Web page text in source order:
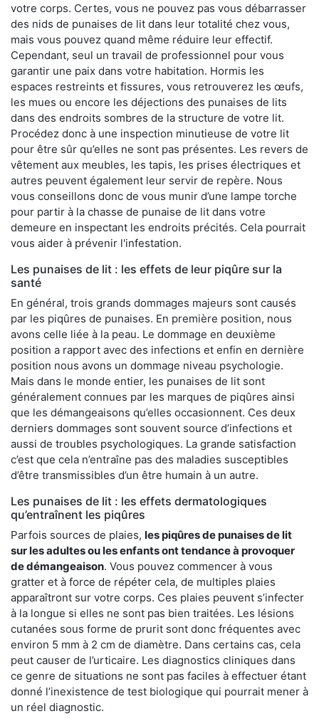
votre corps. Certes, vous ne pouvez pas vous débarrasser
des nids de punaises de lit dans leur totalité chez vous,
mais vous pouvez quand même réduire leur effectif.
Cependant, seul un travail de professionnel pour vous
garantir une paix dans votre habitation. Hormis les
espaces restreints et fissures, vous retrouverez les œufs,
les mues ou encore les déjections des punaises de lits
dans des endroits sombres de la structure de votre lit.
Procédez donc à une inspection minutieuse de votre lit
pour être sûr qu’elles ne sont pas présentes. Les revers de
vêtement aux meubles, les tapis, les prises électriques et
autres peuvent également leur servir de repère. Nous
vous conseillons donc de vous munir d’une lampe torche
pour partir à la chasse de punaise de lit dans votre
demeure en inspectant les endroits précités. Cela pourrait
vous aider à prévenir l'infestation.
Les punaises de lit : les effets de leur piqûre sur la
santé
En général, trois grands dommages majeurs sont causés
par les piqûres de punaises. En première position, nous
avons celle liée à la peau. Le dommage en deuxième
position a rapport avec des infections et enfin en dernière
position nous avons un dommage niveau psychologie.
Mais dans le monde entier, les punaises de lit sont
généralement connues par les marques de piqûres ainsi
que les démangeaisons qu’elles occasionnent. Ces deux
derniers dommages sont souvent source d’infections et
aussi de troubles psychologiques. La grande satisfaction
c’est que cela n’entraîne pas des maladies susceptibles
d’être transmissibles d’un être humain à un autre.
Les punaises de lit : les effets dermatologiques
qu’entraînent les piqûres
Parfois sources de plaies, les piqûres de punaises de lit
sur les adultes ou les enfants ont tendance à provoquer
de démangeaison. Vous pouvez commencer à vous
gratter et à force de répéter cela, de multiples plaies
apparaîtront sur votre corps. Ces plaies peuvent s’infecter
à la longue si elles ne sont pas bien traitées. Les lésions
cutanées sous forme de prurit sont donc fréquentes avec
environ 5 mm à 2 cm de diamètre. Dans certains cas, cela
peut causer de l’urticaire. Les diagnostics cliniques dans
ce genre de situations ne sont pas faciles à effectuer étant
donné l’inexistence de test biologique qui pourrait mener à
un réel diagnostic.